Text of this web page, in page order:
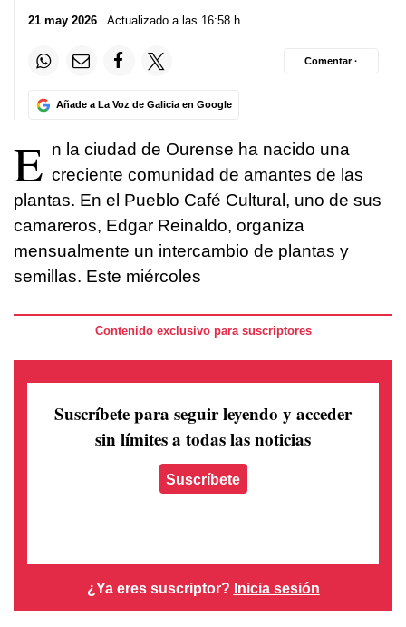
21 may 2026 . Actualizado a las 16:58 h.
Añade a La Voz de Galicia en Google
Comentar ·
E n la ciudad de Ourense ha nacido una
creciente comunidad de amantes de las
plantas. En el Pueblo Café Cultural, uno de sus
camareros, Edgar Reinaldo, organiza
mensualmente un intercambio de plantas y
semillas. Este miércoles
Contenido exclusivo para suscriptores
Suscríbete para seguir leyendo y acceder
sin límites a todas las noticias
Suscríbete
¿Ya eres suscriptor? Inicia sesión